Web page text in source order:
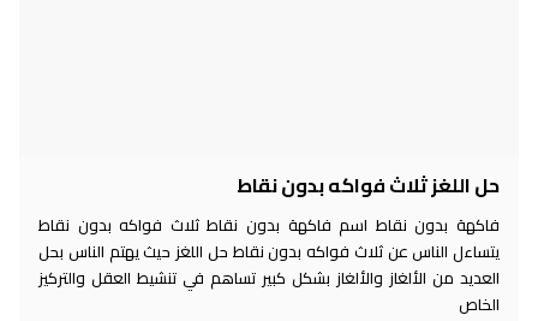
حل اللغز ثلاث فواكه بدون نقاط
فاكهة بدون نقاط اسم فاكهة بدون نقاط ثلاث فواكه بدون نقاط
يتساءل الناس عن ثلاث فواكه بدون نقاط حل اللغز حيث يهتم الناس بحل
العديد من الألغاز والألغاز بشكل كبير تساهم في تنشيط العقل والتركيز
الخاص